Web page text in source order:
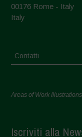
00176 Rome - Italy
Italy
Contatti
Areas of Work
Iscriviti alla